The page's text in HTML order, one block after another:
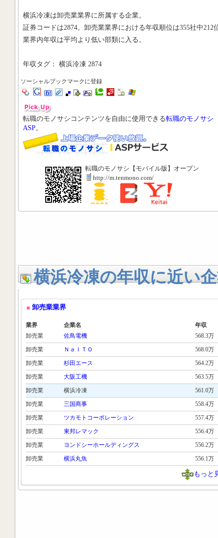
横浜冷凍は卸売業業界に所属する企業。
証券コードは2874。卸売業業界における年収順位は355社中212
業界内年収は平均より低い部類に入る。
年収タグ： 横浜冷凍 2874
ソーシャルブックマークに登録
転職のモノサシコンテンツを自由に使用できる転職のモノサシ
ASP。
転職のモノサシ【モバイル版】オープン
http://m.tenmono.com/
横浜冷凍の年収に近い
卸売業業界
業界 企業名
年収
卸売業
佐鳥電機
568.3万
卸売業
ＮａＩＴＯ
568.0万
卸売業
杉田エース
564.2万
卸売業
大阪工機
563.5万
卸売業
横浜冷凍
561.0万
卸売業
三国商事
558.4万
卸売業
ツカモトコーポレーション
557.4万
卸売業
東邦レマック
556.4万
卸売業
ヨンドシーホールディングス
556.2万
卸売業
横浜丸魚 556.1万
もっと